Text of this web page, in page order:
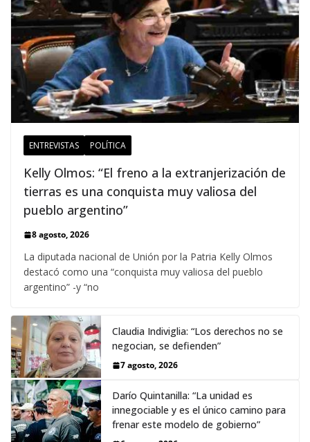
ENTREVISTAS POLÍTICA
Kelly Olmos: “El freno a la extranjerización de
tierras es una conquista muy valiosa del
pueblo argentino”
8 agosto, 2026
La diputada nacional de Unión por la Patria Kelly Olmos
destacó como una “conquista muy valiosa del pueblo
argentino” -y “no
Claudia Indiviglia: “Los derechos no se
negocian, se defienden”
7 agosto, 2026
Darío Quintanilla: “La unidad es
innegociable y es el único camino para
frenar este modelo de gobierno”